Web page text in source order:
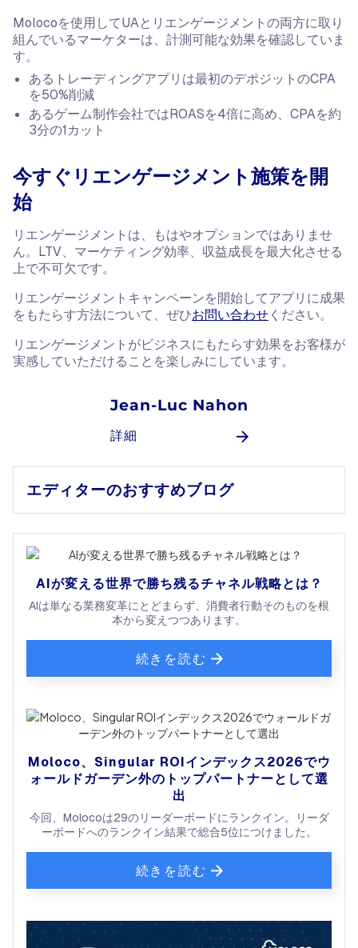
Molocoを使用してUAとリエンゲージメントの両方に取り
組んでいるマーケターは、計測可能な効果を確認していま
す。
あるトレーディングアプリは最初のデポジットのCPA
を50%削減
あるゲーム制作会社ではROASを4倍に高め、CPAを約
3分の1カット
今すぐリエンゲージメント施策を開
始
リエンゲージメントは、もはやオプションではありませ
ん。LTV、マーケティング効率、収益成長を最大化させる
上で不可欠です。
リエンゲージメントキャンペーンを開始してアプリに成果
をもたらす方法について、ぜひお問い合わせください。
リエンゲージメントがビジネスにもたらす効果をお客様が
実感していただけることを楽しみにしています。
Jean-Luc Nahon
詳細
エディターのおすすめブログ
AIが変える世界で勝ち残るチャネル戦略とは？
AIは単なる業務変革にとどまらず、消費者行動そのものを根
本から変えつつあります。
続きを読む
Moloco、Singular ROIインデックス2026でウ
ォールドガーデン外のトップパートナーとして選
出
今回、Molocoは29のリーダーボードにランクイン。リーダ
ーボードへのランクイン結果で総合5位につけました。
続きを読む